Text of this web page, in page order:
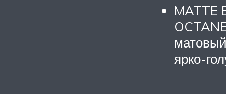
MATTE
ярко-